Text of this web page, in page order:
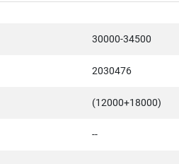
30000-34500
2030476
(12000+18000)
--